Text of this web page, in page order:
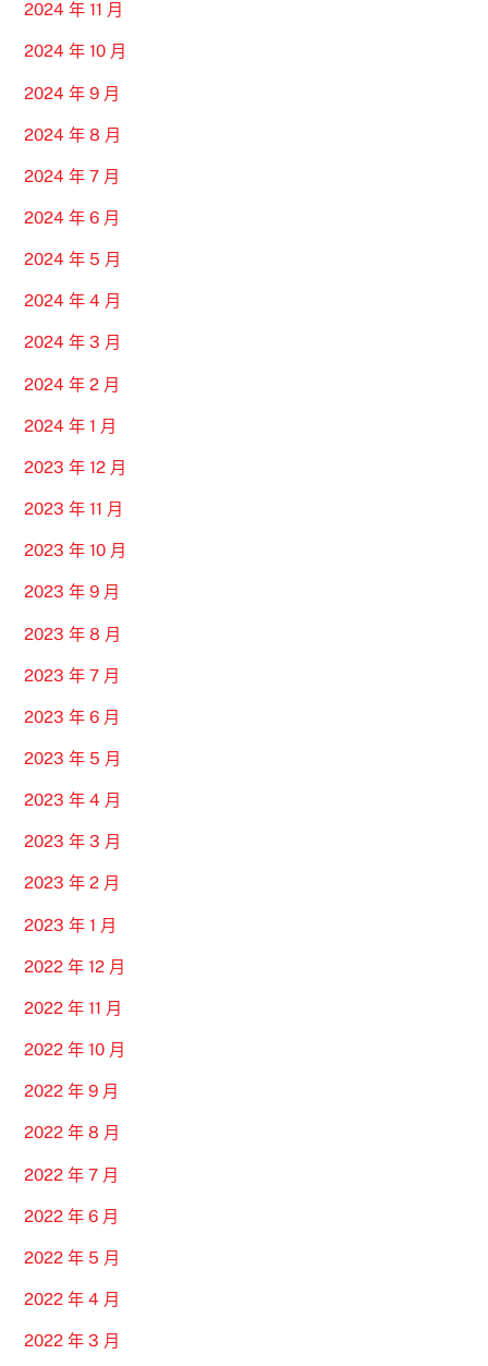
2024 年 11 月
2024 年 10 月
2024 年 9 月
2024 年 8 月
2024 年 7 月
2024 年 6 月
2024 年 5 月
2024 年 4 月
2024 年 3 月
2024 年 2 月
2024 年 1 月
2023 年 12 月
2023 年 11 月
2023 年 10 月
2023 年 9 月
2023 年 8 月
2023 年 7 月
2023 年 6 月
2023 年 5 月
2023 年 4 月
2023 年 3 月
2023 年 2 月
2023 年 1 月
2022 年 12 月
2022 年 11 月
2022 年 10 月
2022 年 9 月
2022 年 8 月
2022 年 7 月
2022 年 6 月
2022 年 5 月
2022 年 4 月
2022 年 3 月